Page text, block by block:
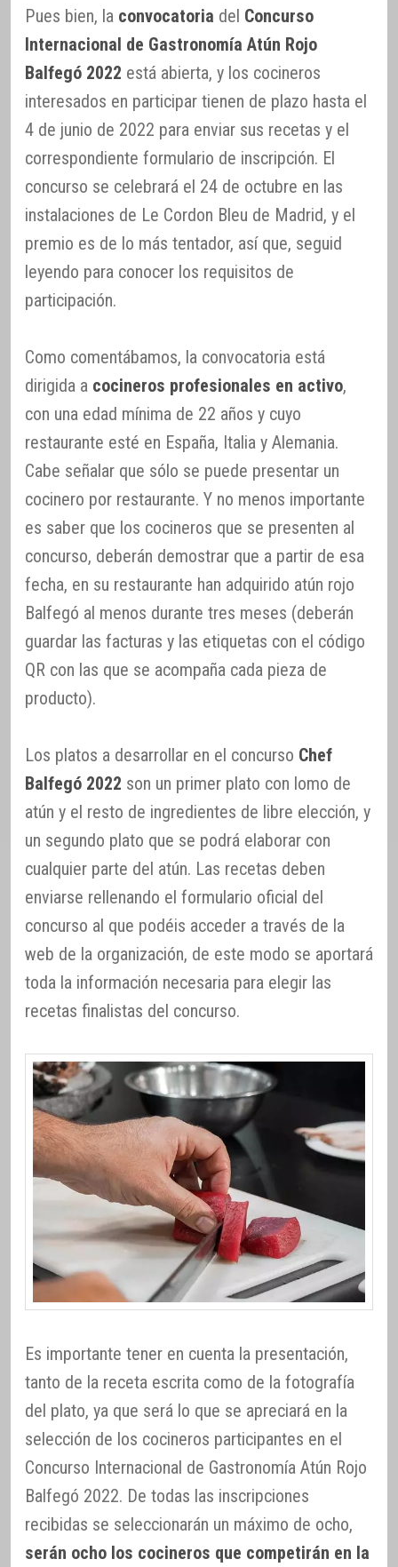
Pues bien, la convocatoria del Concurso
Internacional de Gastronomía Atún Rojo
Balfegó 2022 está abierta, y los cocineros
interesados en participar tienen de plazo hasta el
4 de junio de 2022 para enviar sus recetas y el
correspondiente formulario de inscripción. El
concurso se celebrará el 24 de octubre en las
instalaciones de Le Cordon Bleu de Madrid, y el
premio es de lo más tentador, así que, seguid
leyendo para conocer los requisitos de
participación.
Como comentábamos, la convocatoria está
dirigida a cocineros profesionales en activo,
con una edad mínima de 22 años y cuyo
restaurante esté en España, Italia y Alemania.
Cabe señalar que sólo se puede presentar un
cocinero por restaurante. Y no menos importante
es saber que los cocineros que se presenten al
concurso, deberán demostrar que a partir de esa
fecha, en su restaurante han adquirido atún rojo
Balfegó al menos durante tres meses (deberán
guardar las facturas y las etiquetas con el código
QR con las que se acompaña cada pieza de
producto).
Los platos a desarrollar en el concurso Chef
Balfegó 2022 son un primer plato con lomo de
atún y el resto de ingredientes de libre elección, y
un segundo plato que se podrá elaborar con
cualquier parte del atún. Las recetas deben
enviarse rellenando el formulario oficial del
concurso al que podéis acceder a través de la
web de la organización, de este modo se aportará
toda la información necesaria para elegir las
recetas finalistas del concurso.
Es importante tener en cuenta la presentación,
tanto de la receta escrita como de la fotografía
del plato, ya que será lo que se apreciará en la
selección de los cocineros participantes en el
Concurso Internacional de Gastronomía Atún Rojo
Balfegó 2022. De todas las inscripciones
recibidas se seleccionarán un máximo de ocho,
serán ocho los cocineros que competirán en la